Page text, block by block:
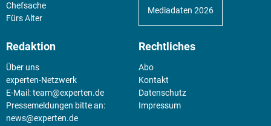
Chefsache
Fürs Alter
Mediadaten 2026
Redaktion
Über uns
experten-Netzwerk
E-Mail:team@experten.de
Pressemeldungen bitte an:
news@experten.de
Rechtliches
Abo
Kontakt
Datenschutz
Impressum